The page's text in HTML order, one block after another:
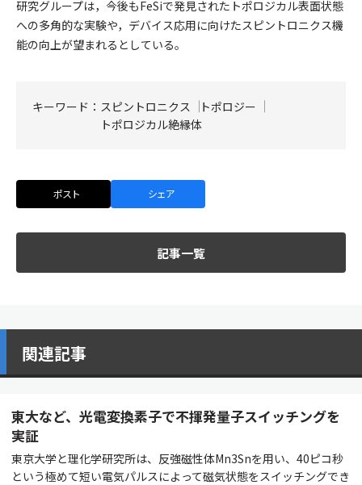
研究グループは，今後もFeSiで発見されたトポロジカル表面状態
への多角的な実験や，デバイス応用に向けたスピントロニクス機
能の向上が望まれるとしている。
キーワード： スピントロニクス
トポロジー
トポロジカル絶縁体
ポスト シェア
記事一覧
関連記事
東大など、光電変換素子で不揮発量子スイッチングを
実証
東京大学と理化学研究所は、反強磁性体Mn3Snを用い、40ピコ秒
という極めて短い電気パルスによって磁気状態をスイッチングでき